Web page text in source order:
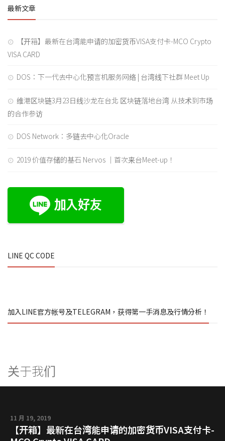
最新文章
【开箱】最新在台湾能申请的加密货币VISA支付卡-MCO Crypto
VISA CARD
DOS：下一代去中心化预言机服务网络 | 台湾线下社群 Meet Up
维港区块链3月23日线沙龙在台北 区块链落地台湾 从技术到市场
的合作参访
DOS Network：多链去中心化Oracle
2019 价值存储的基石 Nervos ｜首次来台Meet-up！
LINE QC CODE
加入LINE官方帐号及TELEGRAM，获得第一手消息及行情分析！
关于我们
11 月 19, 2019
【开箱】最新在台湾能申请的加密货币VISA支付卡-